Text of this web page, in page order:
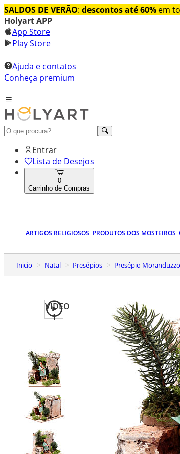
SALDOS DE VERÃO: descontos até 60% em
Holyart APP
App Store
Play Store
Ajuda e contatos
Conheça premium
Entrar
Lista de Desejos
0
Carrinho de Compras
ARTIGOS RELIGIOSOS PRODUTOS DOS MOSTEIROS
Inicio Natal Presépios Presépio Moranduzzo
VIDEO
1